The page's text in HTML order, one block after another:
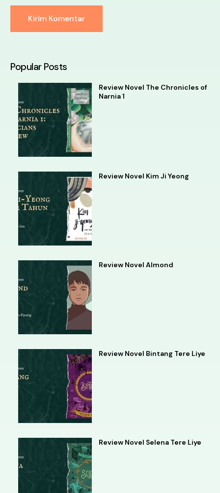
Popular Posts
Review Novel The Chronicles of
Narnia 1
Review Novel Kim Ji Yeong
Review Novel Almond
Review Novel Bintang Tere Liye
Review Novel Selena Tere Liye